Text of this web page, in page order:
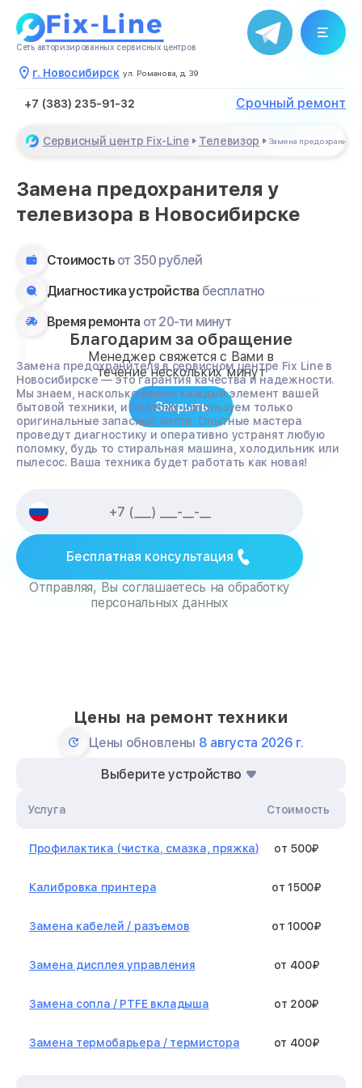
Сеть авторизированных сервисных центров
г. Новосибирск ул. Романова, д. 39
+7 (383) 235-91-32 Срочный ремонт
Сервисный центр Fix-Line Телевизор Замена
Замена предохранителя у
телевизора в Новосибирске
Стоимость от 350 рублей
Диагностика устройства бесплатно
Время ремонта от 20-ти минут
Замена предохранителя в сервисном центре Fix Line в
Новосибирске — это гарантия качества и надежности.
Мы знаем, насколько важен каждый элемент вашей
бытовой техники, и поэтому используем только
оригинальные запасные части. Опытные мастера
проведут диагностику и оперативно устранят любую
поломку, будь то стиральная машина, холодильник или
пылесос. Ваша техника будет работать как новая!
Бесплатная консультация
Отправляя, Вы соглашаетесь на обработку
персональных данных
Цены на ремонт техники
Цены обновлены 8 августа 2026 г.
Выберите устройство
Услуга Стоимость
Профилактика (чистка, смазка, пряжка) от 500₽
Калибровка принтера от 1500₽
Замена кабелей / разъемов от 1000₽
Замена дисплея управления от 400₽
Замена сопла / PTFE вкладыша от 200₽
Замена термобарьера / термистора от 400₽
Благодарим за обращение
Менеджер свяжется с Вами в
течение нескольких минут
Закрыть